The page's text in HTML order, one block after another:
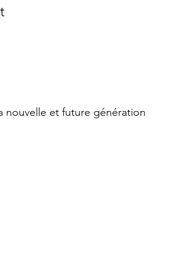
nouvelle et future génération